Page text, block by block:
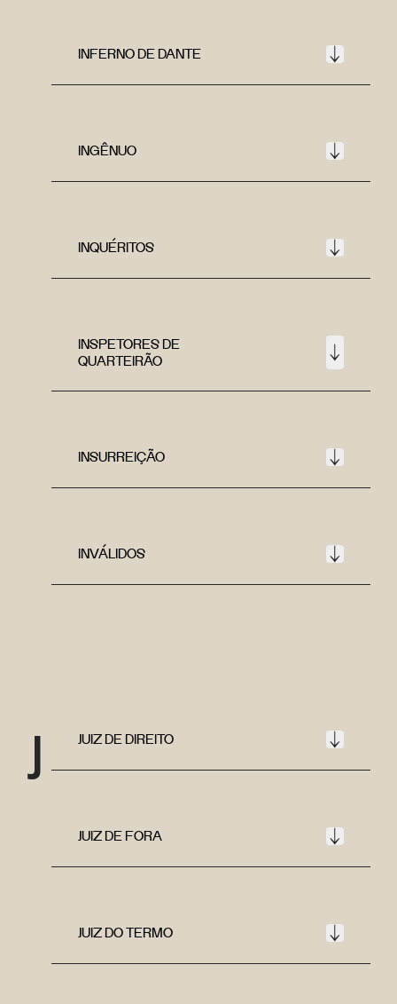
INFERNO DE DANTE
INGÊNUO
INQUÉRITOS
INSPETORES DE
QUARTEIRÃO
INSURREIÇÃO
INVÁLIDOS
J JUIZ DE DIREITO
JUIZ DE FORA
JUIZ DO TERMO